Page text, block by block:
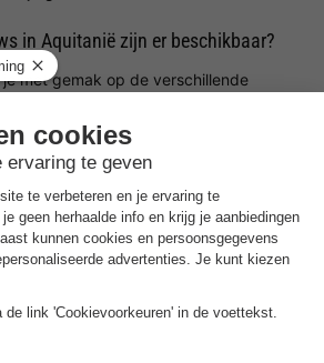
in Aquitanië zijn er beschikbaar?
met gemak op de verschillende
aansluit op jouw wensen. Ben je er
je precies naar op zoek bent? Wij
een bungalow te boeken. Wil jij er
even tussenuit? Kies dan voor een
in Aquitanië voor het vakantiehuis
Laat je inspireren door de mooiste
in Aquitanië. Kies in Aquitanië voor